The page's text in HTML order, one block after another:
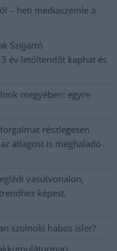
– heti médiaszemle a
Szijjártó
év letöltendőt kaphat és
megyében: egyre
részlegesen
átlagost is meghaladó
vasútvonalon,
képest,
szolnoki habos isler?